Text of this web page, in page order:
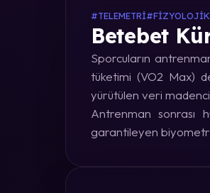
#TELEMETRI
Betebet
Sporcuların
tüketimi (VO2 Max)
yürütülen veri
Antrenman sonrası
garantileyen